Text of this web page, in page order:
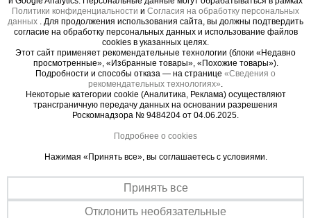
проходит в узкие проёмы, коридоры и тротуары,
не создавая помех вокруг. Прочная стальная
конструкция из труб диаметром 42 мм с
усиленным полимерным покрытием защищена от
коррозии и механических повреждений,
обеспечивая долговечность даже при
интенсивной эксплуатации.
Вышка оснащена винтовыми домкратами для
устойчивой установки на неровных поверхностях
безопасности. Четыре обрезиненных колеса
позволяют легко перемещать конструкцию по
объекту. Сборка осуществляется по принципу
«труба в трубу» с фиксацией флажковыми
Политики конфиденциальности и Согласия на обработку персональных
данных . Для продолжения использования сайта, вы должны подтвердить
согласие на обработку персональных данных и использование файлов
cookies в указанных целях.
Этот сайт применяет рекомендательные технологии (блоки «Недавно
просмотренные», «Избранные товары», «Похожие товары»).
Подробности и способы отказа — на странице «Сведения о
рекомендательных технологиях».
Некоторые категории cookie (Аналитика, Реклама) осуществляют
трансграничную передачу данных на основании разрешения
Роскомнадзора № 9484204 от 04.06.2025.
Подробнее о cookies
Нажимая «Принять все», вы соглашаетесь с условиями.
Принять все
Отклонить необязательные